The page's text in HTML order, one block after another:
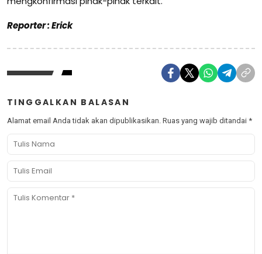
Reporter : Erick
TINGGALKAN BALASAN
Alamat email Anda tidak akan dipublikasikan. Ruas yang wajib ditandai *